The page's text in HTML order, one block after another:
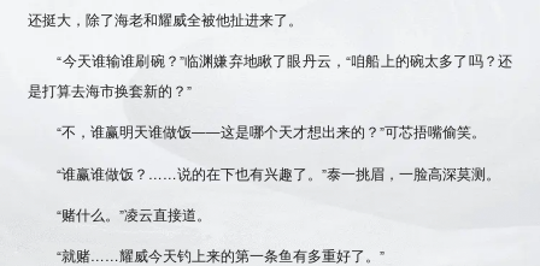
还挺大，除了海老和耀威全被他扯进来了。
“今天谁输谁刷碗？”临渊嫌弃地瞅了眼丹云，“咱船上的碗太多了吗？还
是打算去海市换套新的？”
“不，谁赢明天谁做饭——这是哪个天才想出来的？”可芯捂嘴偷笑。
“谁赢谁做饭？……说的在下也有兴趣了。”泰一挑眉，一脸高深莫测。
“赌什么。”凌云直接道。
“就赌……耀威今天钓上来的第一条鱼有多重好了。”